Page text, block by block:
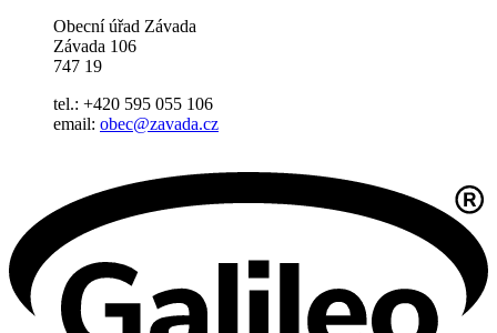
Obecní úřad Závada
Závada 106
747 19
tel.: +420 595 055 106
email: obec@zavada.cz